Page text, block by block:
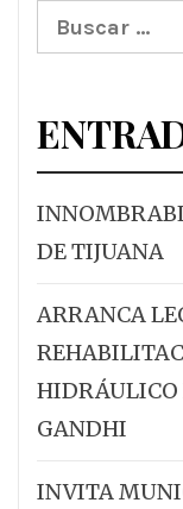
Buscar:
DE TIJUANA
ARRANCA
GANDHI
INVITA